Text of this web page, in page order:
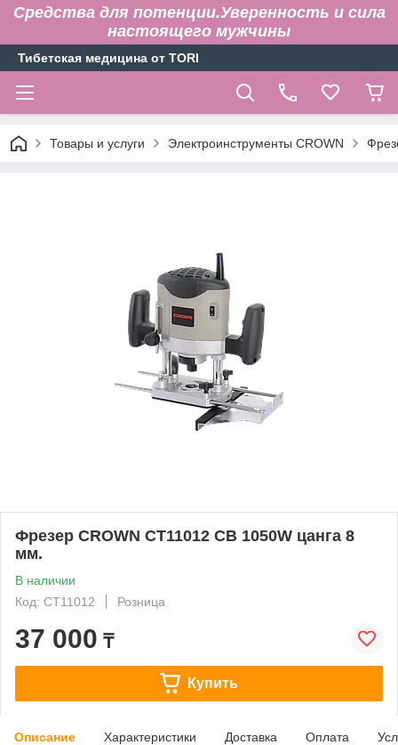
Средства для потенции.Уверенность и сила
настоящего мужчины
Тибетская медицина от TORI
Товары и услуги Электроинструменты CROWN
Фрезер CROWN СТ11012 СВ 1050W цанга 8
мм.
В наличии
Код: СТ11012
Розница
37 000 ₸
Купить
Описание Характеристики Доставка Оплата